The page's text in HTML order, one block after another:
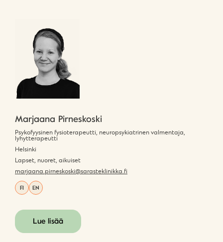
Marjaana Pirneskoski
Psykofyysinen fysioterapeutti, neuropsykiatrinen valmentaja,
lyhytterapeutti
Helsinki
Lapset, nuoret, aikuiset
marjaana.pirneskoski@sarasteklinikka.fi
FI EN
Lue lisää